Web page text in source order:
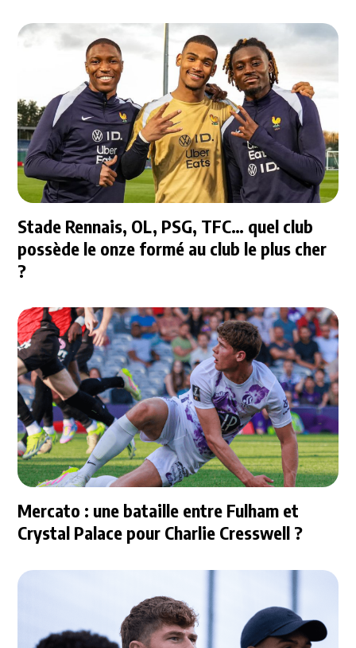
Stade Rennais, OL, PSG, TFC… quel club
possède le onze formé au club le plus cher
?
Mercato : une bataille entre Fulham et
Crystal Palace pour Charlie Cresswell ?